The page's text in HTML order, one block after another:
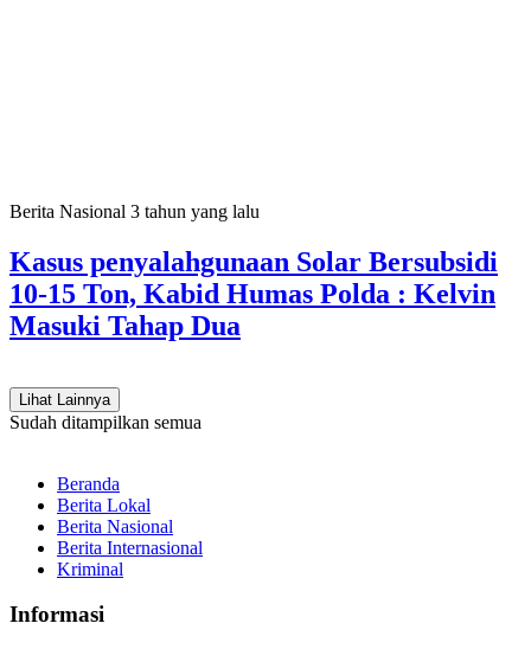
Berita Nasional 3 tahun yang lalu
Kasus penyalahgunaan Solar Bersubsidi
10-15 Ton, Kabid Humas Polda : Kelvin
Masuki Tahap Dua
Lihat Lainnya
Sudah ditampilkan semua
Beranda
Berita Lokal
Berita Nasional
Berita Internasional
Kriminal
Informasi